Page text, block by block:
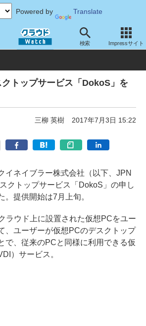
Powered by Translate
検索 Impressサイト
ス・ソフト ソフトウェア 仮想化
トップサービス「DokoS」を
三柳 英樹 2017年7月3日 15:22
ネイブラー株式会社（以下、JPN
クトップサービス「DokoS」の申し
。提供開始は7月上旬。
ラウド上に設置された仮想PCをユー
、ユーザーが仮想PCのデスクトップ
で、従来のPCと同様に利用できる仮
）サービス。